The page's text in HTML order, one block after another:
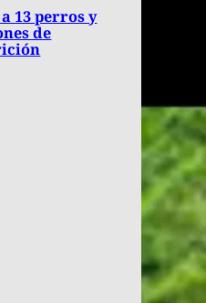
13 perros y
de